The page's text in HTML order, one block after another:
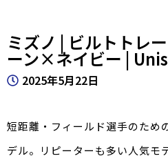
ミズノ | ビルトトレ
ーン×ネイビー |
2025年5月22日
短距離・フィールド選手のため
デル。リピーターも多い人気モ